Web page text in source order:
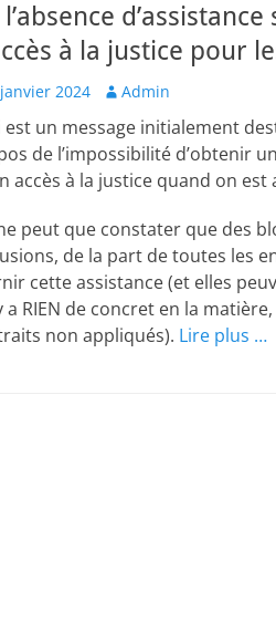
l’absence
à la justice pour
2024 Author
Admin
est un message initialement
de l’impossibilité d’obtenir
accès à la justice quand on est
peut que constater que des
de la part de toutes les
cette assistance (et elles
a RIEN de concret en la
non appliqués). Lire plus …